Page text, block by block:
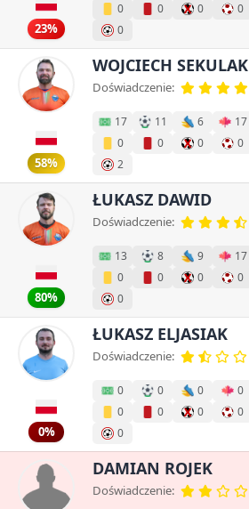
23%
0
0 0 0
0
58%
WOJCIECH SEKULAK
Doświadczenie:
17 11 6 17
0
0 0 0
2
80%
ŁUKASZ DAWID
Doświadczenie:
13 8 9 17
0
0 0 0
0
0%
ŁUKASZ ELJASIAK
Doświadczenie:
0 0 0 0
0
0 0 0
0
DAMIAN ROJEK
Doświadczenie: